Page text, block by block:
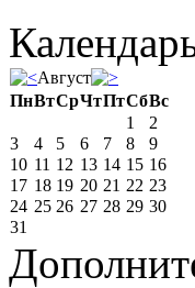
Август
ПнВтСрЧтПтСбВс
1
2
3
4 5 6 7 8
9
10 11 12 13 14 15 16
17 18 19 20 21 22 23
24 25 26 27 28 29 30
31